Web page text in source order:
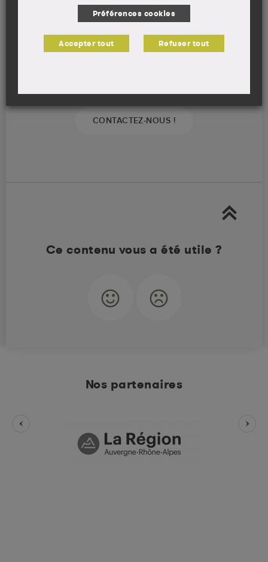
Une question, un avis ?
Ce formulaire vous permet de contacter le
Département Prévention Cancer Environnement.
CONTACTEZ-NOUS !
Ce contenu vous a été utile ?
Nos partenaires
Préférences cookies
Accepter tout Refuser tout